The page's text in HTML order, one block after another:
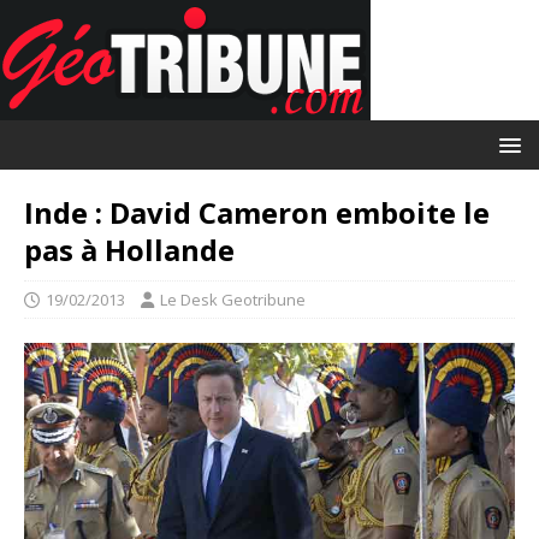
Inde : David Cameron emboite le
pas à Hollande
19/02/2013 Le Desk Geotribune